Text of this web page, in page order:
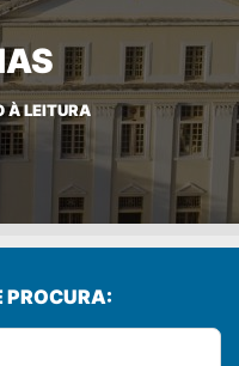
À LEITURA
PROCURA: